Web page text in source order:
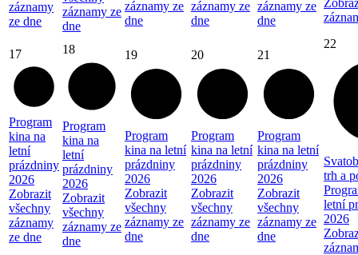
záznamy
ze dne
záznamy ze
dne
záznamy ze
dne
záznamy ze
dne
záznamy ze
dne
17
Program
kina na
letní
prázdniny
2026
Zobrazit
všechny
záznamy
ze dne
18
Program
kina na
letní
prázdniny
2026
Zobrazit
všechny
záznamy ze
dne
19
Program
kina na letní
prázdniny
2026
Zobrazit
všechny
záznamy ze
dne
20
Program
kina na letní
prázdniny
2026
Zobrazit
všechny
záznamy ze
dne
21
Program
kina na letní
prázdniny
2026
Zobrazit
všechny
záznamy ze
dne
22
trh a
letní
2026